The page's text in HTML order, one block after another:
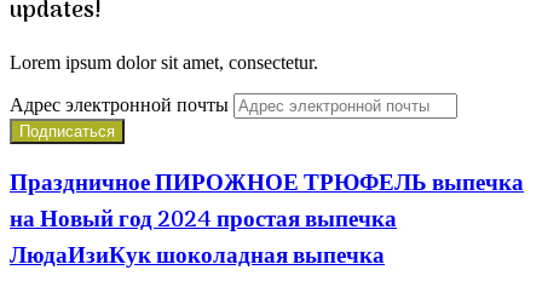
updates!
Lorem ipsum dolor sit amet, consectetur.
Адрес электронной почты
Праздничное ПИРОЖНОЕ ТРЮФЕЛЬ выпечка
на Новый год 2024 простая выпечка
ЛюдаИзиКук шоколадная выпечка